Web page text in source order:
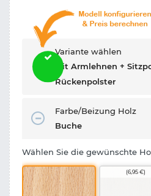
Variante wählen
Mit Armlehnen +
Rückenpolster
Farbe/Beizung Holz
Buche
Wählen Sie die gewünschte
(6,95 €)